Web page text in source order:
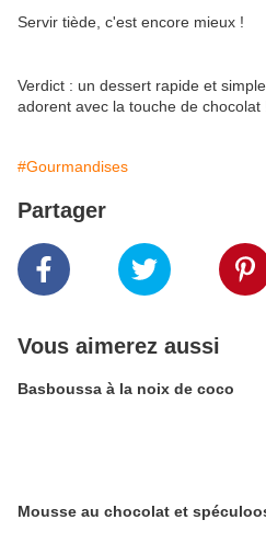
Servir tiède, c'est encore mieux !
Verdict : un dessert rapide et
adorent avec la touche de chocolat
#Gourmandises
Partager
Vous aimerez aussi
Basboussa à la noix de coco
Mousse au chocolat et